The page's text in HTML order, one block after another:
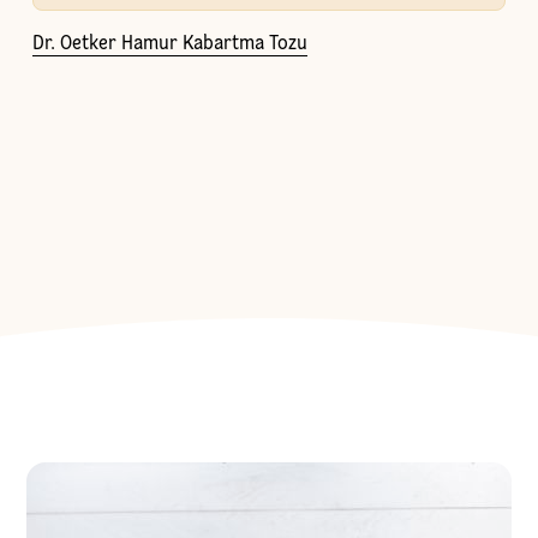
Dr. Oetker Hamur Kabartma Tozu